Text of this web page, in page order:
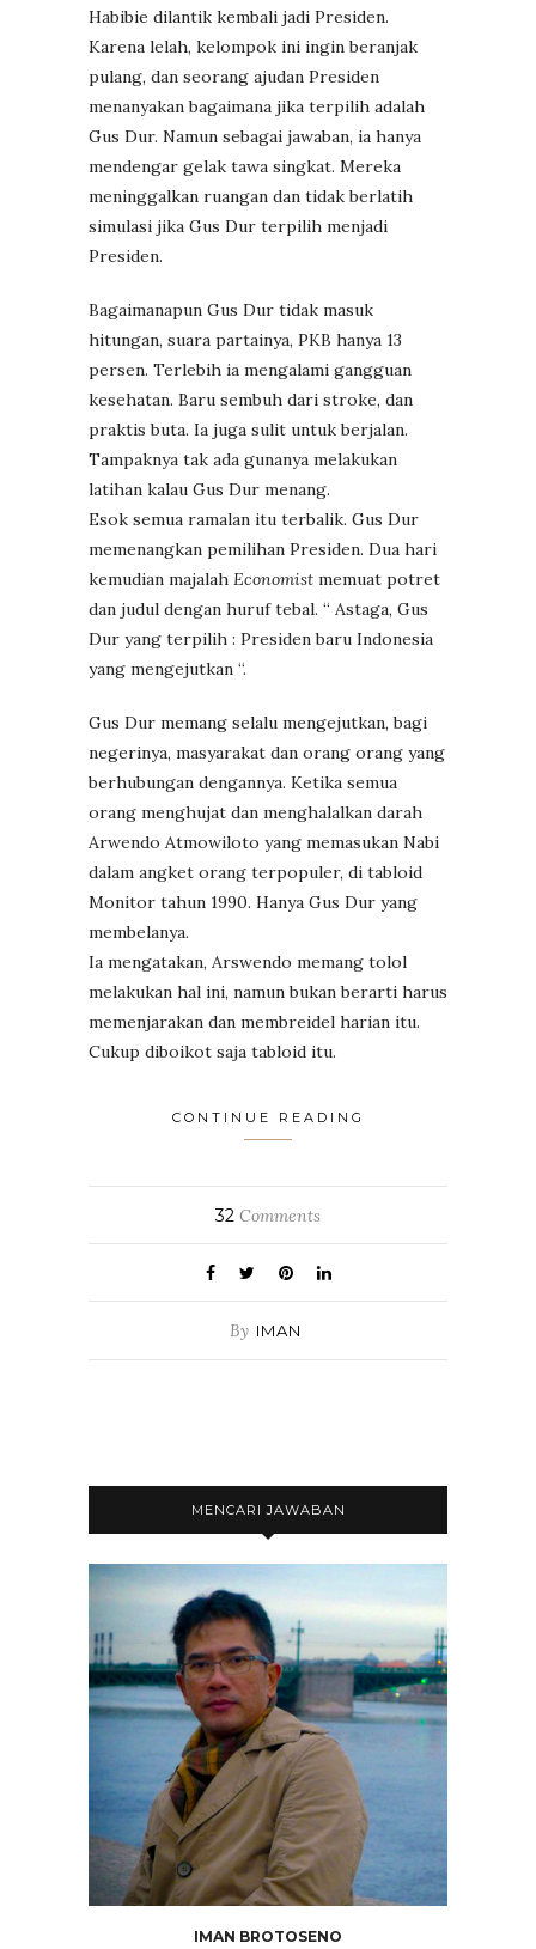
Habibie dilantik kembali jadi Presiden.
Karena lelah, kelompok ini ingin beranjak
pulang, dan seorang ajudan Presiden
menanyakan bagaimana jika terpilih adalah
Gus Dur. Namun sebagai jawaban, ia hanya
mendengar gelak tawa singkat. Mereka
meninggalkan ruangan dan tidak berlatih
simulasi jika Gus Dur terpilih menjadi
Presiden.
Bagaimanapun Gus Dur tidak masuk
hitungan, suara partainya, PKB hanya 13
persen. Terlebih ia mengalami gangguan
kesehatan. Baru sembuh dari stroke, dan
praktis buta. Ia juga sulit untuk berjalan.
Tampaknya tak ada gunanya melakukan
latihan kalau Gus Dur menang.
Esok semua ramalan itu terbalik. Gus Dur
memenangkan pemilihan Presiden. Dua hari
kemudian majalah Economist memuat potret
dan judul dengan huruf tebal. “ Astaga, Gus
Dur yang terpilih : Presiden baru Indonesia
yang mengejutkan “.
Gus Dur memang selalu mengejutkan, bagi
negerinya, masyarakat dan orang orang yang
berhubungan dengannya. Ketika semua
orang menghujat dan menghalalkan darah
Arwendo Atmowiloto yang memasukan Nabi
dalam angket orang terpopuler, di tabloid
Monitor tahun 1990. Hanya Gus Dur yang
membelanya.
Ia mengatakan, Arswendo memang tolol
melakukan hal ini, namun bukan berarti harus
memenjarakan dan membreidel harian itu.
Cukup diboikot saja tabloid itu.
CONTINUE READING
32 Comments
By IMAN
MENCARI JAWABAN
IMAN BROTOSENO